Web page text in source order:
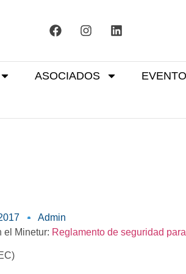
ASOCIADOS
Admin
el Minetur: Reglamento de seguridad